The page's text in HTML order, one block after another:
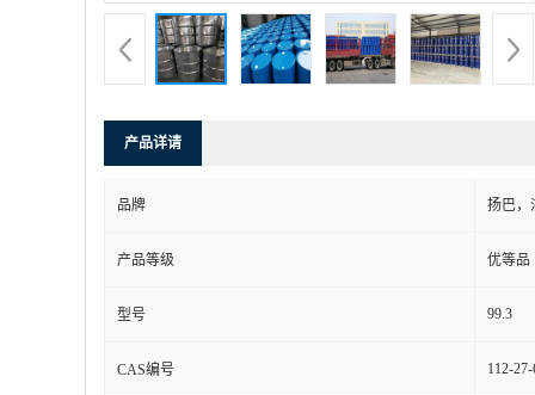
产品详请
品牌 扬巴，
产品等级 优等品
型号 99.3
CAS编号 112-27-